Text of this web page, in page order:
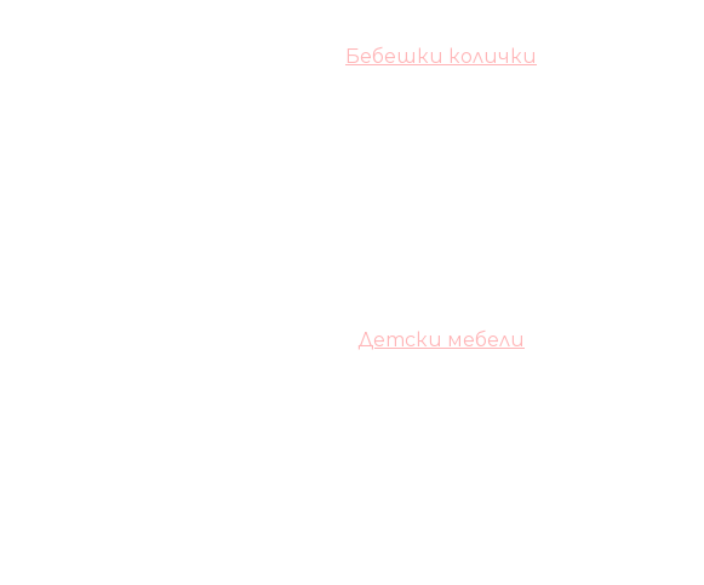
Бебешки колички
Детски мебели